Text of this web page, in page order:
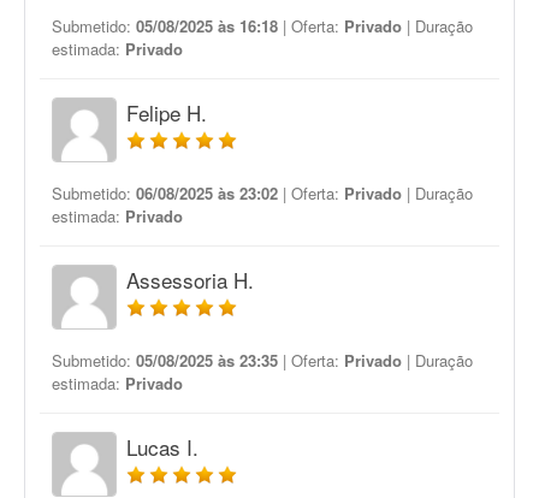
Submetido: 05/08/2025 às 16:18 | Oferta: Privado | Duração
estimada: Privado
Felipe H.
Submetido: 06/08/2025 às 23:02 | Oferta: Privado | Duração
estimada: Privado
Assessoria H.
Submetido: 05/08/2025 às 23:35 | Oferta: Privado | Duração
estimada: Privado
Lucas I.